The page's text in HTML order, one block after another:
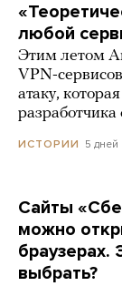
любой
Этим летом
VPN-
атаку,
разработчика
ИСТОРИИ 5 дней
Сайты
можно
браузерах.
выбрать?